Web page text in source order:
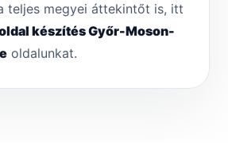
teljes megyei áttekintőt is, itt
készítés Győr-Moson-
oldalunkat.